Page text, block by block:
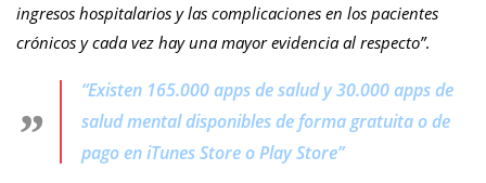
ingresos hospitalarios y las complicaciones en los pacientes
crónicos y cada vez hay una mayor evidencia al respecto”.
“Existen 165.000 apps de salud y 30.000 apps de
salud mental disponibles de forma gratuita o de
pago en iTunes Store o Play Store”